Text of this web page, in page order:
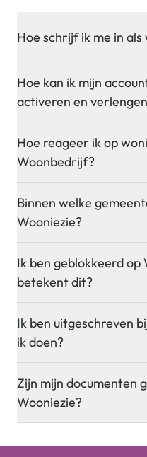
Hoe schrijf ik me in
Hoe kan ik mijn
activeren en
Hoe reageer ik op
Woonbedrijf?
Binnen welke
Wooniezie?
Ik ben geblokkeerd op
betekent dit?
Ik ben uitgeschreven
ik doen?
Zijn mijn documenten
Wooniezie?